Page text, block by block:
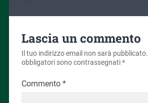
Lascia un commento
Il tuo indirizzo email non sarà pubblicato.
obbligatori sono contrassegnati*
Commento *